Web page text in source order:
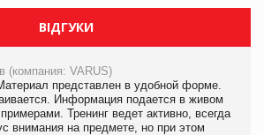
ВІДГУКИ
(компания: VARUS)
представлен в удобной форме.
Информация подается в живом
Тренинг ведет активно, всегда
внимания на предмете, но при этом